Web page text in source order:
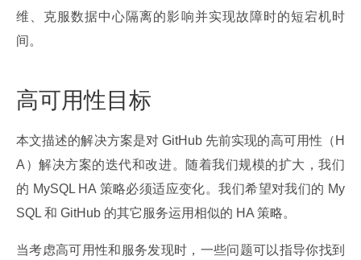
维、克服数据中心隔离的影响并实现故障时的短宕机时
间。
高可用性目标
本文描述的解决方案是对 GitHub 先前实现的高可用性（H
A）解决方案的迭代和改进。随着我们规模的扩大，我们
的 MySQL HA 策略必须适应变化。我们希望对我们的 My
SQL 和 GitHub 的其它服务运用相似的 HA 策略。
当考虑高可用性和服务发现时，一些问题可以指导你找到